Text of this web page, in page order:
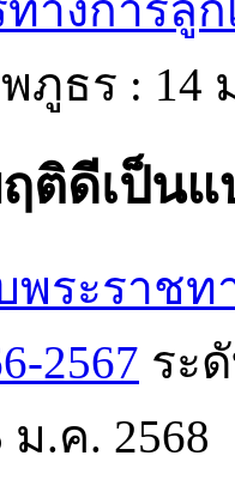
างการลูก
ภูธร : 14
ติดีเป็นแ
ระราชท
2567 ระ
ม.ค. 2568